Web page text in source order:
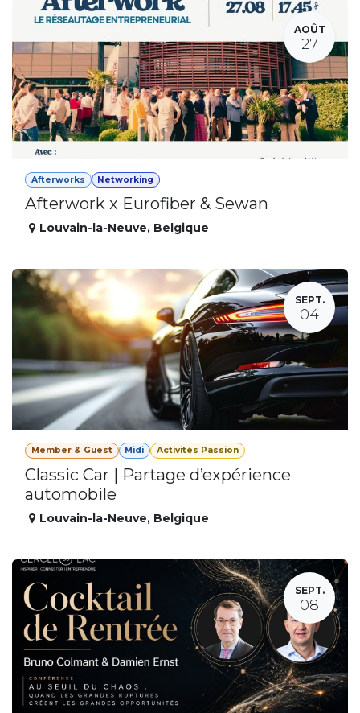
AOÛT
27
Afterworks Networking
Afterwork x Eurofiber & Sewan
Louvain-la-Neuve, Belgique
SEPT.
04
Member & Guest Midi Activités Passion
Classic Car | Partage d’expérience
automobile
Louvain-la-Neuve, Belgique
SEPT.
08